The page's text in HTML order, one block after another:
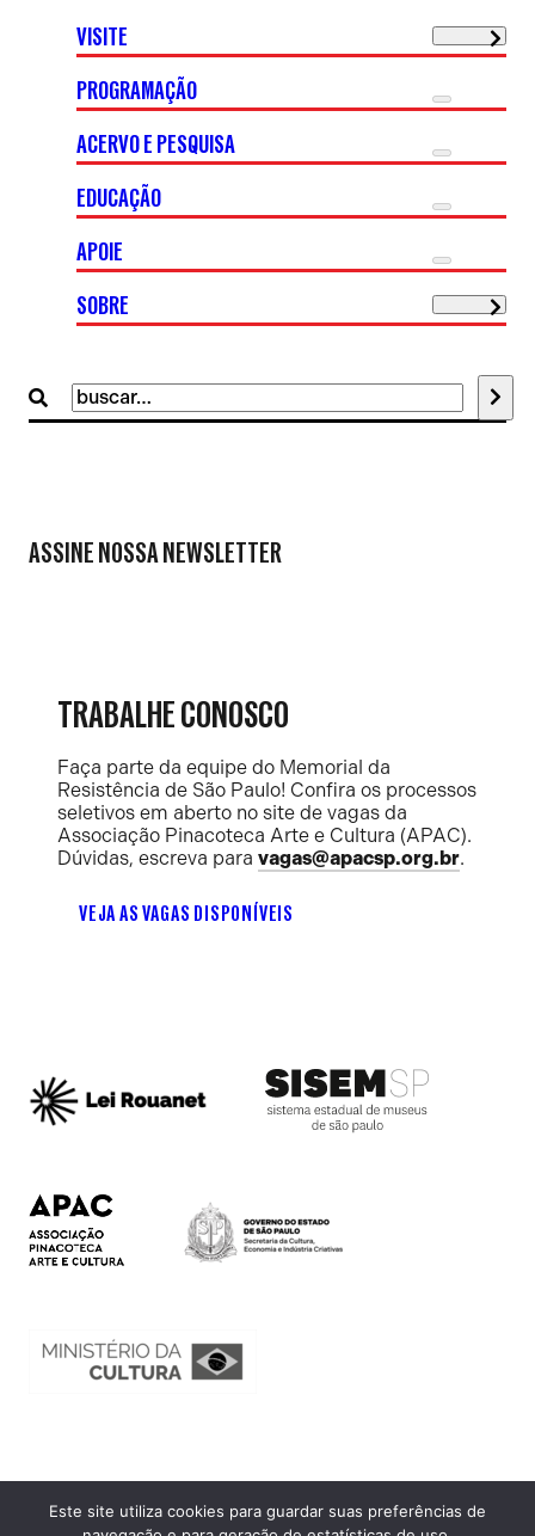
Buscar
por:
VISITE
PROGRAMAÇÃO
ACERVO E PESQUISA
EDUCAÇÃO
APOIE
SOBRE
ASSINE NOSSA NEWSLETTER
TRABALHE CONOSCO
Faça parte da equipe do Memorial da
Resistência de São Paulo! Confira os processos
seletivos em aberto no site de vagas da
Associação Pinacoteca Arte e Cultura (APAC).
Dúvidas, escreva para vagas@apacsp.org.br.
VEJA AS VAGAS DISPONÍVEIS
Ouvidoria
Este site utiliza cookies para guardar suas preferências de